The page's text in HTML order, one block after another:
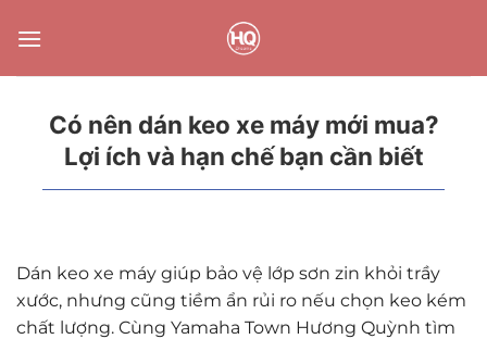
qua
Có nên dán keo xe máy mới mua?
Lợi ích và hạn chế bạn cần biết
Dán keo xe máy giúp bảo vệ lớp sơn zin khỏi trầy
xước, nhưng cũng tiềm ẩn rủi ro nếu chọn keo kém
chất lượng. Cùng Yamaha Town Hương Quỳnh tìm